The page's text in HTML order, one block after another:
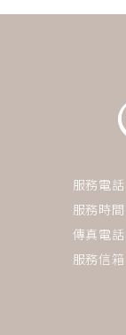
服務電
服務時
傳真電
服務信箱